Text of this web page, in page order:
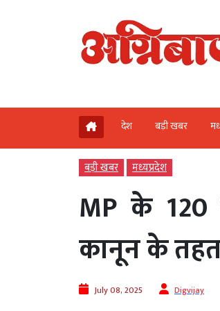
देश बड़ी खबर
बड़ी खबर मध्‍यप्रदेश
MP के
कानून के तहत
July 08, 2025 Digvijay